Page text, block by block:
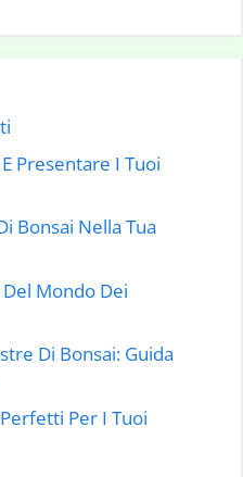
Presentare I Tuoi
Bonsai Nella Tua
Mondo Dei
Di Bonsai: Guida
Per I Tuoi